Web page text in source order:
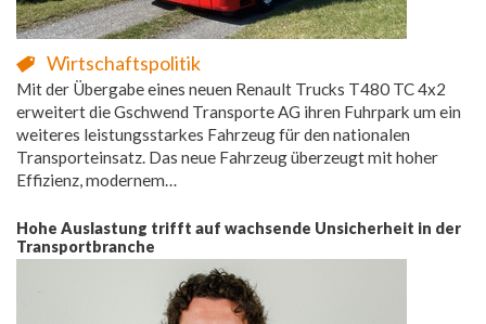
Wirtschaftspolitik
Mit der Übergabe eines neuen Renault Trucks T480 TC 4x2
erweitert die Gschwend Transporte AG ihren Fuhrpark um ein
weiteres leistungsstarkes Fahrzeug für den nationalen
Transporteinsatz. Das neue Fahrzeug überzeugt mit hoher
Effizienz, modernem…
Hohe Auslastung trifft auf wachsende Unsicherheit in der
Transportbranche